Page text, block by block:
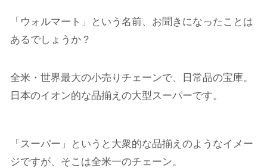
「ウォルマート」という名前、お聞きになったことは
あるでしょうか？
全米・世界最大の小売りチェーンで、日常品の宝庫。
日本のイオン的な品揃えの大型スーパーです。
「スーパー」というと大衆的な品揃えのようなイメー
ジですが、そこは全米一のチェーン。